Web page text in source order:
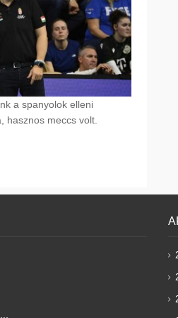
a spanyolok elleni
hasznos meccs volt.